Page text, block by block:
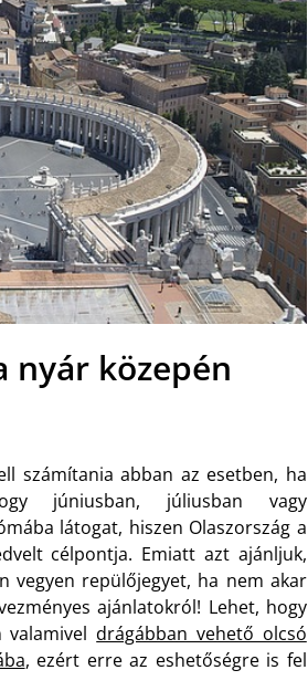
nyár közepén
számítania abban az esetben, ha
júniusban, júliusban vagy
látogat, hiszen Olaszország a
célpontja. Emiatt azt ajánljuk,
vegyen repülőjegyet, ha nem akar
ajánlatokról! Lehet, hogy
valamiveldrágábban vehető olcsó
, ezért erre az eshetőségre is fel